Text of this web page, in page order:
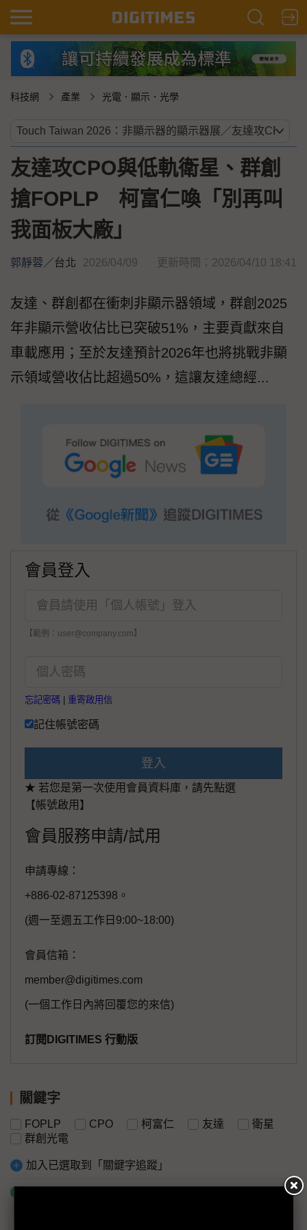
科技網 產業 光電．顯示．光學
友達攻CPO與低軌衛星、群創
搶FOPLP 柯富仁喚「別再叫
我面板大廠」
郭靜蓉／台北 2026/04/09 更新時間：2026/04/10 18:41
友達、群創都在衝刺非顯示器領域，群創2025
年非顯示營收佔比已突破51%，主要貢獻來自
車載應用；至於友達預計2026年也將挑戰非顯
示領域營收佔比超過50%，這讓友達總經...
會員登入
【範例：user@company.com】
忘記密碼 重寄啟用信
記住帳號密碼
登入
★ 若您是第一次使用會員資料庫，請先點選
【帳號啟用】
會員服務申請/試用
申請專線：
+886-02-87125398。
(週一至週五工作日9:00~18:00)
會員信箱：
member@digitimes.com
(一個工作日內將回覆您的來信)
訂閱DIGITIMES 行動版
關鍵字
FOPLP CPO 柯富仁 友達
衛星
群創光電
加入已選取到「關鍵字追蹤」